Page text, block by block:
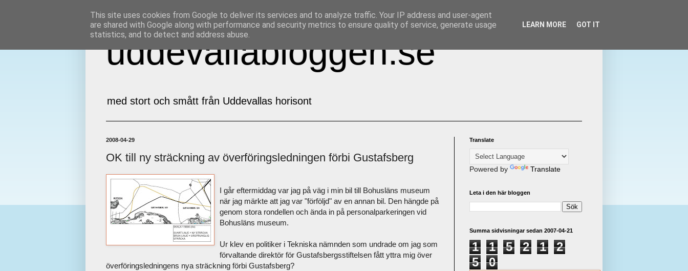
uddevallabloggen.se
med stort och smått från Uddevallas horisont
2008-04-29
OK till ny sträckning av överföringsledningen förbi Gustafsberg
I går eftermiddag var jag på väg i min bil till Bohusläns museum
när jag märkte att jag var "förföljd" av en annan bil. Den hängde på
genom stora rondellen och ända in på personalparkeringen vid
Bohusläns museum.
Ur klev en politiker i Tekniska nämnden som undrade om jag som
förvaltande direktör för Gustafsbergsstiftelsen fått yttra mig över
överföringsledningens nya sträckning förbi Gustafsberg?
Translate
Powered by Translate
Leta i den här bloggen
Summa sidvisningar sedan 2007-04-21
1 1 5 2 1
2
5
0
This site uses cookies from Google to deliver its services and to analyze traffic. Your IP address and user-agent
are shared with Google along with performance and security metrics to ensure quality of service, generate usage
statistics, and to detect and address abuse.
LEARN MORE GOT IT